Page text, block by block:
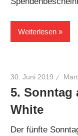
Weiterlesen
30. Juni 2019
5. Sonntag
White
Der fünfte